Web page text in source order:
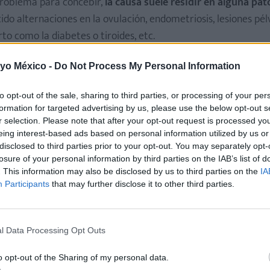
México - Do Not Process My Personal Information
opt-out of the sale, sharing to third parties, or processing of your
for targeted advertising by us, please use the below opt-out
selection. Please note that after your opt-out request is processed
interest-based ads based on personal information utilized by us
to third parties prior to your opt-out. You may separately
of your personal information by third parties on the IAB’s list of
This information may also be disclosed by us to third parties on the
Participants that may further disclose it to other third parties.
Data Processing Opt Outs
opt-out of the Sharing of my personal data.
alternaciones en la ovulación, endometriosis, lesiones
como la diabetes o tiroides, etc.
y diagnóstico)
la edad de la mujer, si fuma o si bebe alcohol o si
la presión de querer tener un embarazo pronto y la
seguir es idéntico a si fuera una primaria. Es decir, tanto
para determinar el origen exacto de la anomalía
.
de confianza.